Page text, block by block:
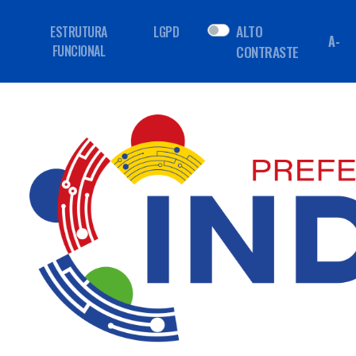
ESTRUTURA
FUNCIONAL
LGPD
ALTO
CONTRASTE
A-